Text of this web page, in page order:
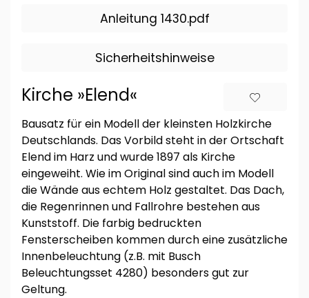
Anleitung 1430.pdf
Sicherheitshinweise
Kirche »Elend«
Bausatz für ein Modell der kleinsten Holzkirche
Deutschlands. Das Vorbild steht in der Ortschaft
Elend im Harz und wurde 1897 als Kirche
eingeweiht. Wie im Original sind auch im Modell
die Wände aus echtem Holz gestaltet. Das Dach,
die Regenrinnen und Fallrohre bestehen aus
Kunststoff. Die farbig bedruckten
Fensterscheiben kommen durch eine zusätzliche
Innenbeleuchtung (z.B. mit Busch
Beleuchtungsset 4280) besonders gut zur
Geltung.